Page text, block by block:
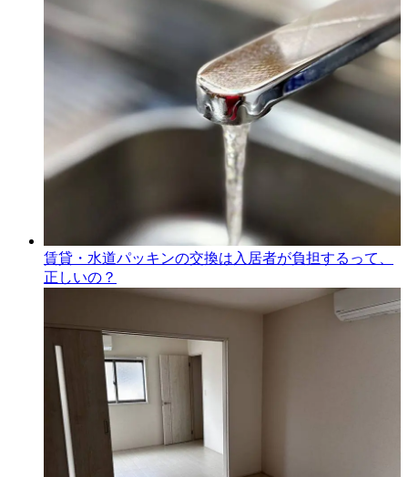
賃貸・水道パッキンの交換は入居者が負担するって、
正しいの？